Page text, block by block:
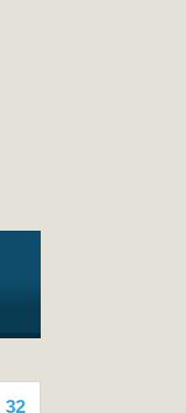
32